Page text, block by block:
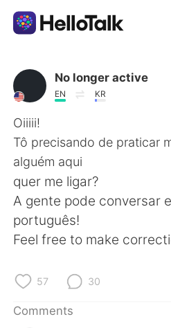
Language Exchange App
AI Grammar Checker
English
简体中文 繁體中文
Español العربية
Français
日本語
No longer active
EN KR
Oiiiii!
Tô precisando de praticar
alguém aqui
quer me ligar?
A gente pode conversar
português!
Feel free to make
57 30
Comments